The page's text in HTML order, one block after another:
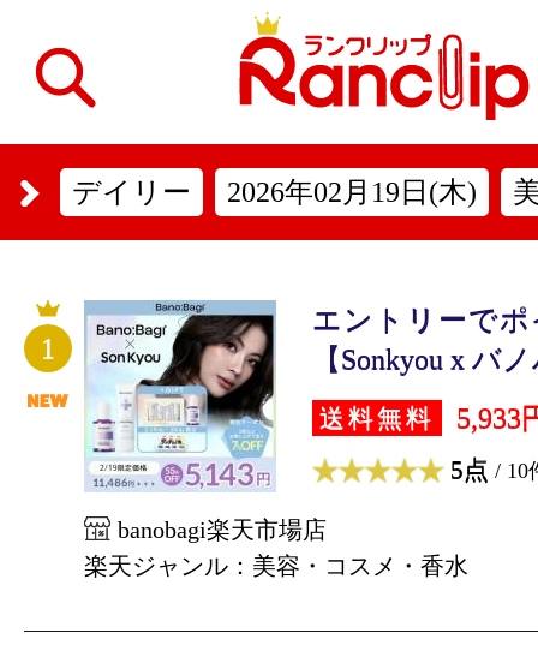
デイリー 2026年02月19日(木)
1
エントリーでポ
【Sonkyou x バ
送料無料 5,933
5点 / 10
banobagi楽天市場店
楽天ジャンル：美容・コスメ・香水